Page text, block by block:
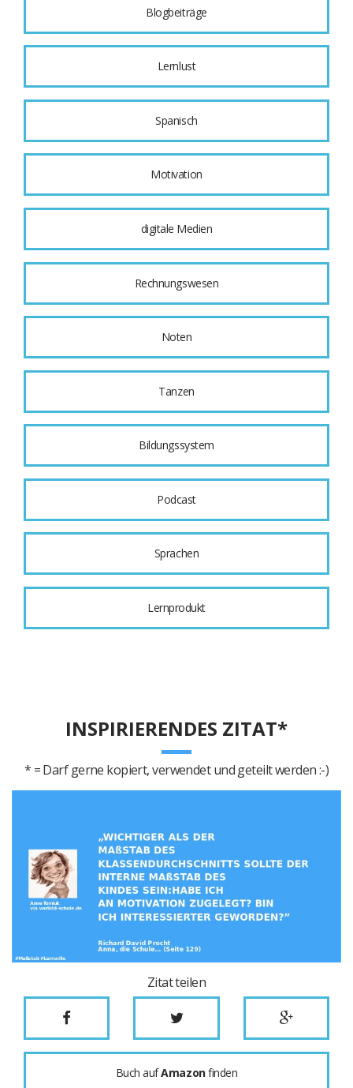
Blogbeiträge
Lernlust
Spanisch
Motivation
digitale Medien
Rechnungswesen
Noten
Tanzen
Bildungssystem
Podcast
Sprachen
Lernprodukt
INSPIRIERENDES ZITAT*
* = Darf gerne kopiert, verwendet und geteilt werden :-)
Zitat teilen
Buch aufAmazonfinden